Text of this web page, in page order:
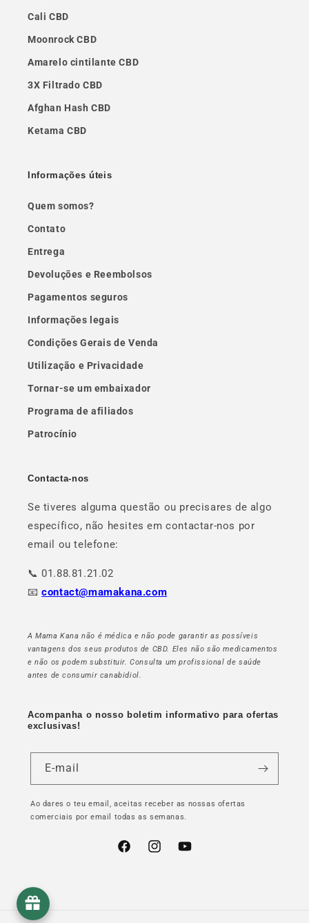
Cali CBD
Moonrock CBD
Amarelo cintilante CBD
3X Filtrado CBD
Afghan Hash CBD
Ketama CBD
Informações úteis
Quem somos?
Contato
Entrega
Devoluções e Reembolsos
Pagamentos seguros
Informações legais
Condições Gerais de Venda
Utilização e Privacidade
Tornar-se um embaixador
Programa de afiliados
Patrocínio
Contacta-nos
Se tiveres alguma questão ou precisares de algo
específico, não hesites em contactar-nos por
email ou telefone:
📞 01.88.81.21.02
📧contact@mamakana.com
A Mama Kana não é médica e não pode garantir as possíveis
vantagens dos seus produtos de CBD. Eles não são medicamentos
e não os podem substituir. Consulta um profissional de saúde
antes de consumir canabidiol.
Acompanha o nosso boletim informativo para ofertas
exclusivas!
E-mail
Ao dares o teu email, aceitas receber as nossas ofertas
comerciais por email todas as semanas.
FacebookInstagramYouTube